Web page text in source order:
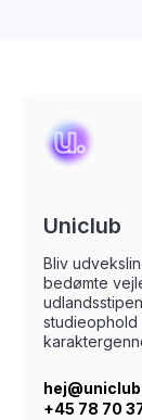
Uniclub
Bliv
bedømte
studieophold
+45 78 70